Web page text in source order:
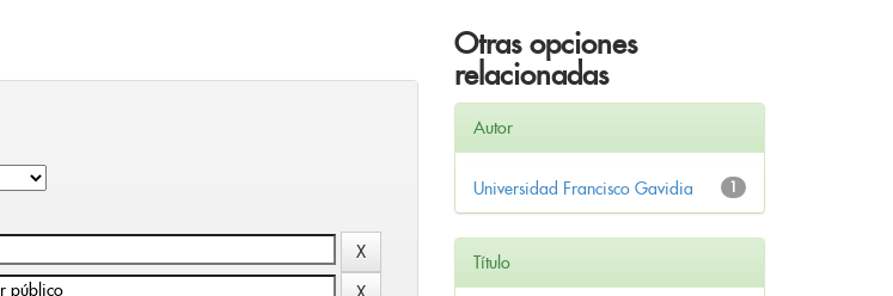
Otras opciones
relacionadas
Autor
1
Universidad Francisco Gavidia
Título